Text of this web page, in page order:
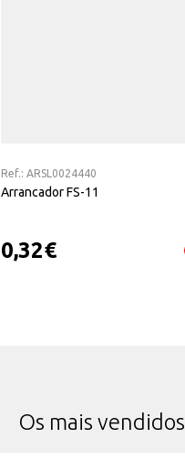
Ref.: ARSL0024440
Arrancador FS-11
0,32€
Os mais vendidos